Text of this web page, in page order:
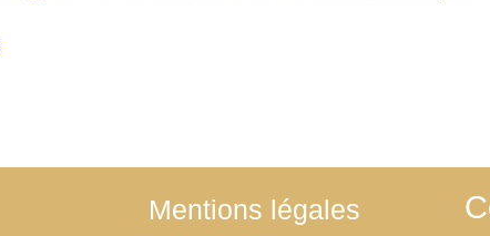
Mentions légales